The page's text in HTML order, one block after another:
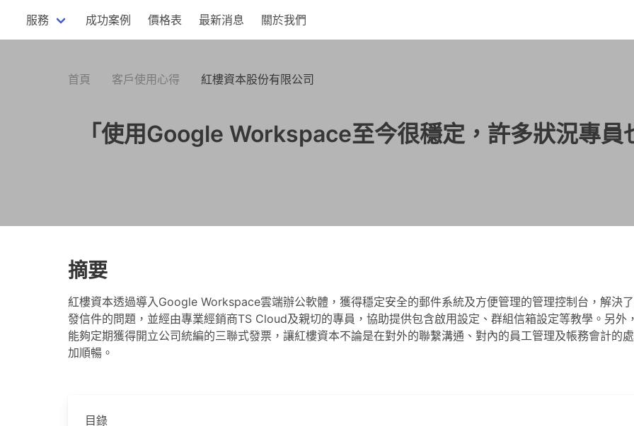
服務 成功案例 價格表 最新消息 關於我們
首頁 客戶使用心得 紅樓資本股份有限公司
「使用Google Workspace至今很穩定，許多狀況專員
摘要
紅樓資本透過導入Google Workspace雲端辦公軟體，獲得穩定安全的郵件系統及方便管理的管理控制台，解決
發信件的問題，並經由專業經銷商TS Cloud及親切的專員，協助提供包含啟用設定、群組信箱設定等教學。另外
能夠定期獲得開立公司統編的三聯式發票，讓紅樓資本不論是在對外的聯繫溝通、對內的員工管理及帳務會計的
加順暢。
目錄